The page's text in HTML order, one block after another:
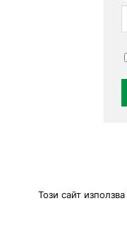
Този сайт използва